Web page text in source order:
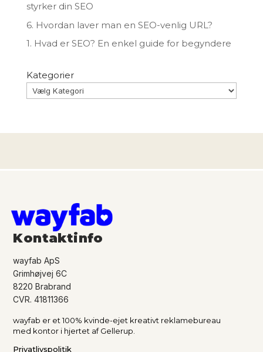
styrker din SEO
6. Hvordan laver man en SEO-venlig URL?
1. Hvad er SEO? En enkel guide for begyndere
Kategorier
Kontaktinfo
wayfab ApS
Grimhøjvej 6C
8220 Brabrand
CVR. 41811366
wayfab er et 100% kvinde-ejet kreativt reklamebureau
med kontor i hjertet af Gellerup.
Privatlivspolitik